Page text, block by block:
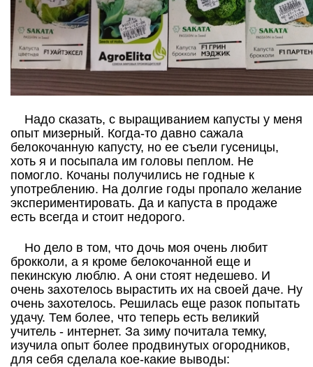
Надо сказать, с выращиванием капусты у меня
опыт мизерный. Когда-то давно сажала
белокочанную капусту, но ее съели гусеницы,
хоть я и посыпала им головы пеплом. Не
помогло. Кочаны получились не годные к
употреблению. На долгие годы пропало желание
экспериментировать. Да и капуста в продаже
есть всегда и стоит недорого.
Но дело в том, что дочь моя очень любит
брокколи, а я кроме белокочанной еще и
пекинскую люблю. А они стоят недешево. И
очень захотелось вырастить их на своей даче. Ну
очень захотелось. Решилась еще разок попытать
удачу. Тем более, что теперь есть великий
учитель - интернет. За зиму почитала темку,
изучила опыт более продвинутых огородников,
для себя сделала кое-какие выводы: